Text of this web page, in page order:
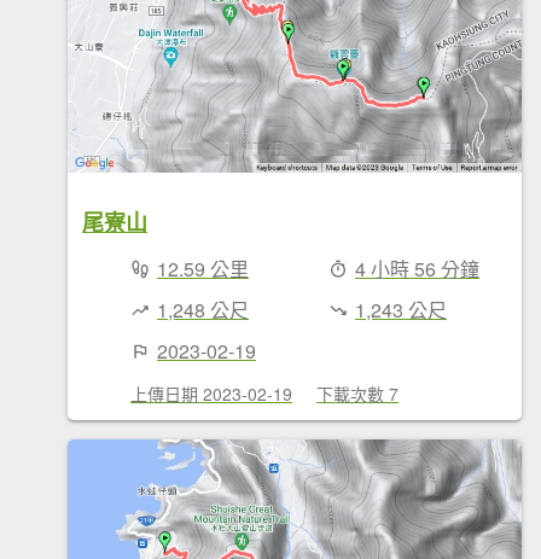
尾寮山
12.59 公里
4 小時 56 分鐘
1,248 公尺
1,243 公尺
2023-02-19
上傳日期 2023-02-19 下載次數 7